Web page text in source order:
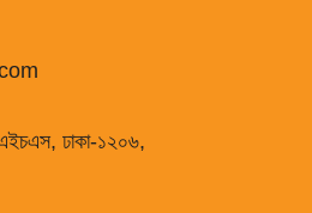
ঢাকা-১২০৬,